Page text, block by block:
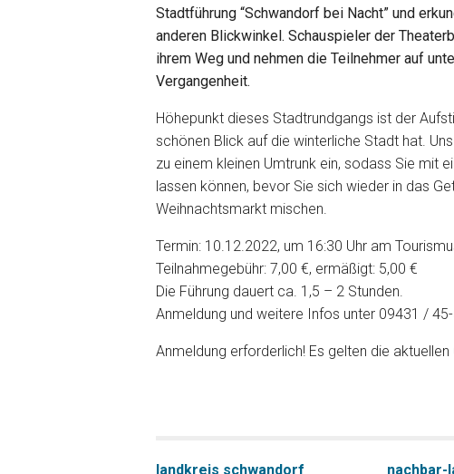
Stadtführung “Schwandorf bei Nacht” und
anderen Blickwinkel. Schauspieler der
ihrem Weg und nehmen die Teilnehmer auf
Vergangenheit.
Höhepunkt dieses Stadtrundgangs ist der
schönen Blick auf die winterliche Stadt hat.
zu einem kleinen Umtrunk ein, sodass Sie mit
lassen können, bevor Sie sich wieder in das
Weihnachtsmarkt mischen.
Termin: 10.12.2022, um 16:30 Uhr am
Teilnahmegebühr: 7,00 €, ermäßigt: 5,00 €
Die Führung dauert ca. 1,5 – 2 Stunden.
Anmeldung und weitere Infos unter 09431 /
Anmeldung erforderlich! Es gelten die aktuellen
landkreis schwandorf nachbar-